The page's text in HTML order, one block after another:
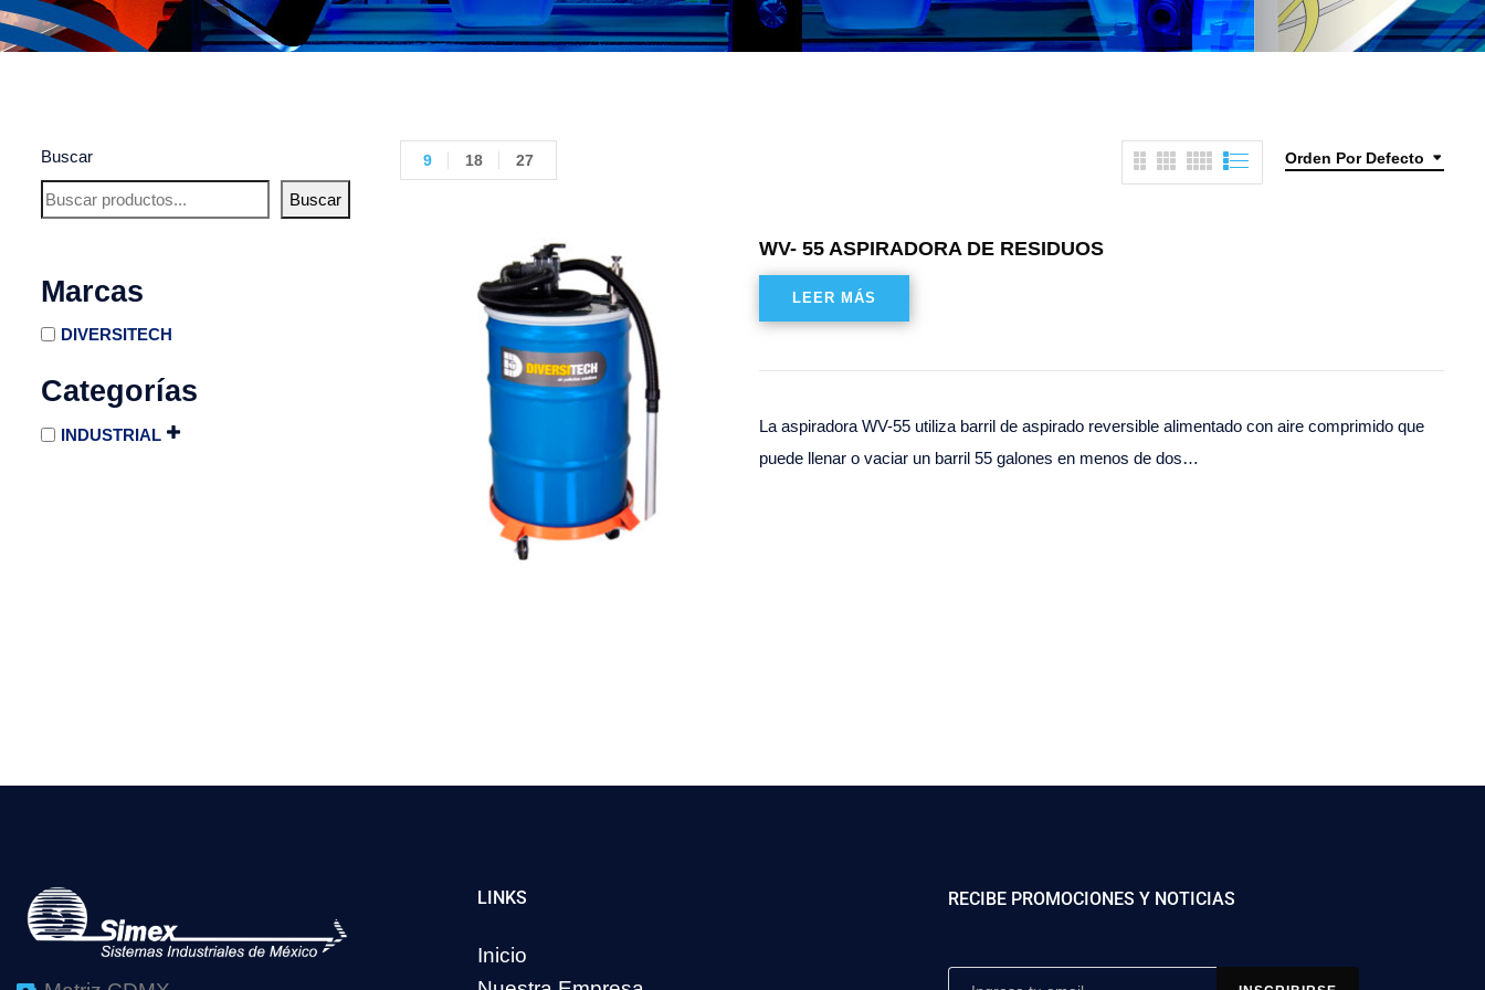
Buscar
Buscar
Marcas
DIVERSITECH
Categorías
INDUSTRIAL
Orden Por Defecto
9 18 27
WV- 55 ASPIRADORA DE RESIDUOS
LEER MÁS
La aspiradora WV-55 utiliza barril de aspirado reversible alimentado con aire comprimido que
puede llenar o vaciar un barril 55 galones en menos de dos…
LINKS
Inicio
RECIBE PROMOCIONES Y NOTICIAS